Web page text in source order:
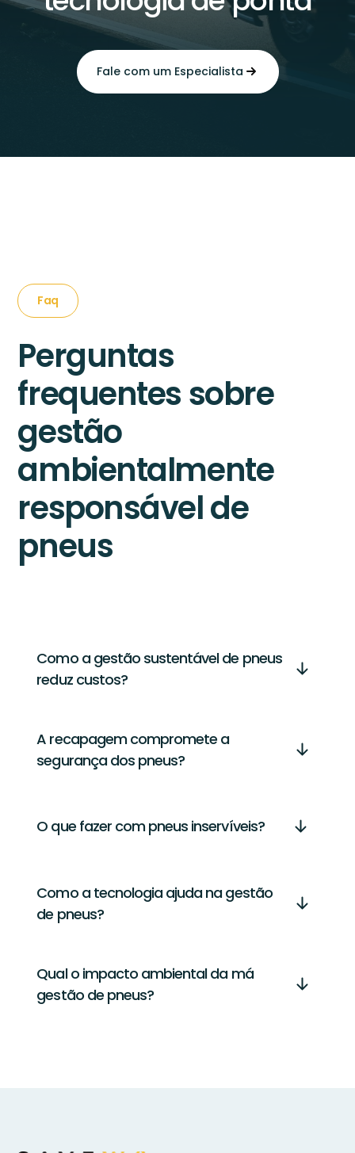
Fale com um Especialista
Faq
Perguntas
frequentes sobre
gestão
ambientalmente
responsável de
pneus
Como a gestão sustentável de pneus
reduz custos?
A recapagem compromete a
segurança dos pneus?
O que fazer com pneus inservíveis?
Como a tecnologia ajuda na gestão
de pneus?
Qual o impacto ambiental da má
gestão de pneus?